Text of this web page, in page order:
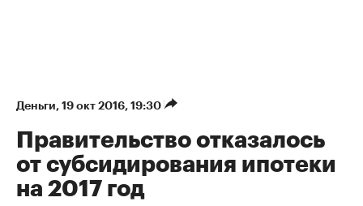
Деньги⁠, 19 окт 2016, 19:30
Правительство отказалось
от субсидирования ипотеки
на 2017 год